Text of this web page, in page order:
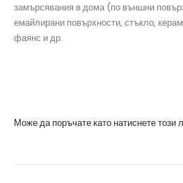
замърсявания в дома (по външни
емайлирани повърхности, стъкло,
фаянс и др.
Може да поръчате като натиснете този